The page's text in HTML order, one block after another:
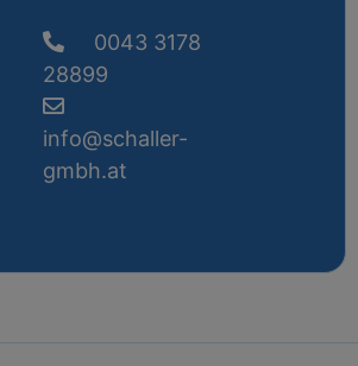
0043 3178
28899
info@schaller-
gmbh.at